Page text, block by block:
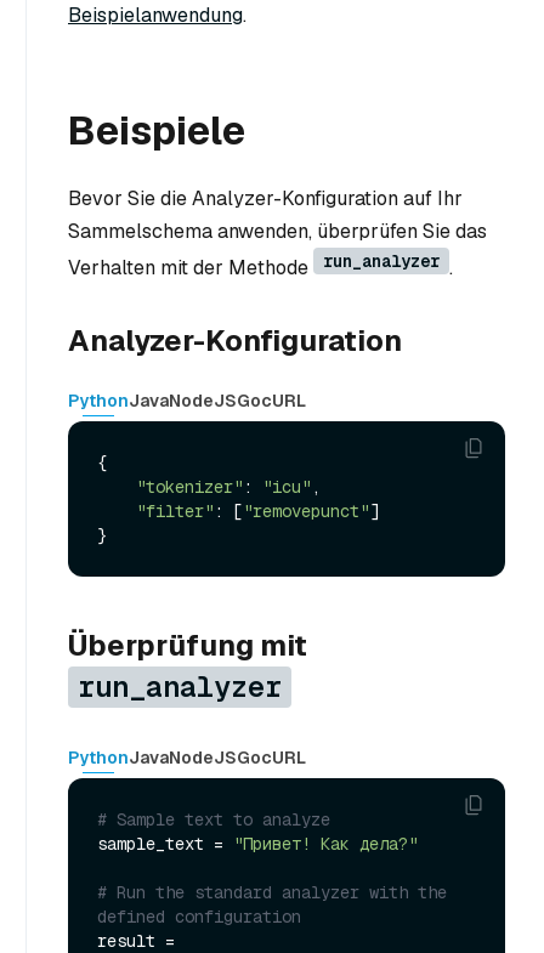
Beispielanwendung.
Beispiele
Bevor Sie die Analyzer-Konfiguration auf Ihr
Sammelschema anwenden, überprüfen Sie das
Verhalten mit der Methode
run_analyzer .
Analyzer-Konfiguration
PythonJavaNodeJSGocURL
{
"tokenizer" : "icu" ,
"filter" : ["removepunct"]
Überprüfung mit
run_analyzer
PythonJavaNodeJSGocURL
# Sample text to analyze
sample_text =
"Привет! Как дела?"
# Run the standard analyzer with the
defined configuration
result =